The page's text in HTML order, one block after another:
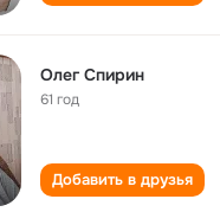
Олег Спирин
61 год
Добавить в друзья